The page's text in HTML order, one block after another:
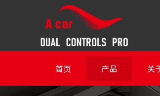
首页 产品 关